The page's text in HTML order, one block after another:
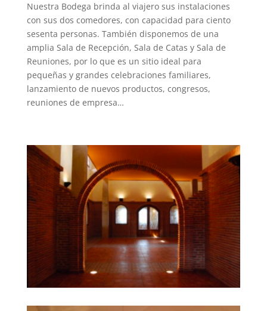
Nuestra Bodega brinda al viajero sus instalaciones
con sus dos comedores, con capacidad para ciento
sesenta personas. También disponemos de una
amplia Sala de Recepción, Sala de Catas y Sala de
Reuniones, por lo que es un sitio ideal para
pequeñas y grandes celebraciones familiares,
lanzamiento de nuevos productos, congresos,
reuniones de empresa…